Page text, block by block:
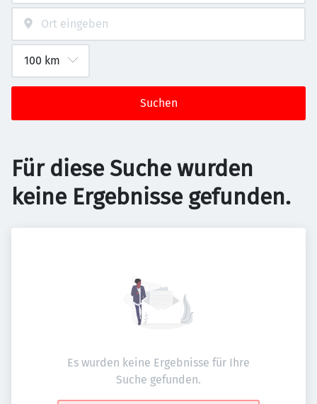
Suchen
Für diese Suche wurden
keine Ergebnisse gefunden.
Es wurden keine Ergebnisse für Ihre
Suche gefunden.